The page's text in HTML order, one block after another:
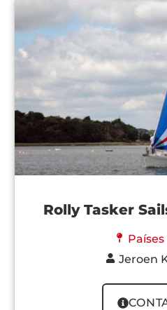
Rolly Tasker
Jeroen